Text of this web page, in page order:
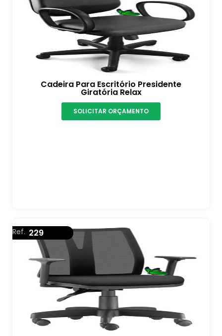
Cadeira Para Escritório Presidente
Giratória Relax
SOLICITAR ORÇAMENTO
Ref. 229